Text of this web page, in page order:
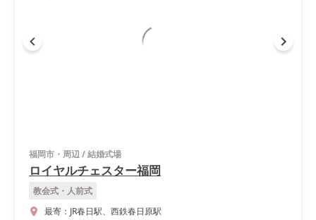
福岡市・周辺/結婚式場
ロイヤルチェスター福岡
教会式・人前式
最寄： JR春日駅、西鉄春日原駅